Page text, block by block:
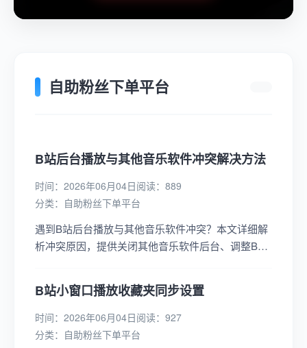
自助粉丝下单平台
B站后台播放与其他音乐软件冲突解决方法
时间：2026年06月04日阅读：889
分类： 自助粉丝下单平台
遇到B站后台播放与其他音乐软件冲突？本文详细解
析冲突原因，提供关闭其他音乐软件后台、调整B站
B站小窗口播放收藏夹同步设置
时间：2026年06月04日阅读：927
分类： 自助粉丝下单平台